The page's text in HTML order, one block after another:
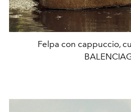
Felpa con cappuccio,